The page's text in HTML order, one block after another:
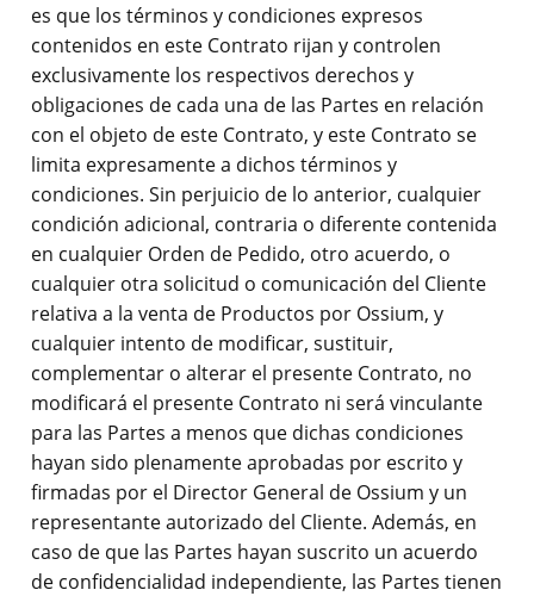
es que los términos y condiciones expresos
contenidos en este Contrato rijan y controlen
exclusivamente los respectivos derechos y
obligaciones de cada una de las Partes en relación
con el objeto de este Contrato, y este Contrato se
limita expresamente a dichos términos y
condiciones. Sin perjuicio de lo anterior, cualquier
condición adicional, contraria o diferente contenida
en cualquier Orden de Pedido, otro acuerdo, o
cualquier otra solicitud o comunicación del Cliente
relativa a la venta de Productos por Ossium, y
cualquier intento de modificar, sustituir,
complementar o alterar el presente Contrato, no
modificará el presente Contrato ni será vinculante
para las Partes a menos que dichas condiciones
hayan sido plenamente aprobadas por escrito y
firmadas por el Director General de Ossium y un
representante autorizado del Cliente. Además, en
caso de que las Partes hayan suscrito un acuerdo
de confidencialidad independiente, las Partes tienen